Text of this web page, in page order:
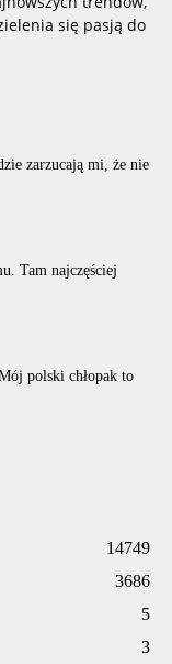
się pasją do
zarzucają mi, że nie
Tam najczęściej
polski chłopak to
14749
3686
5
3